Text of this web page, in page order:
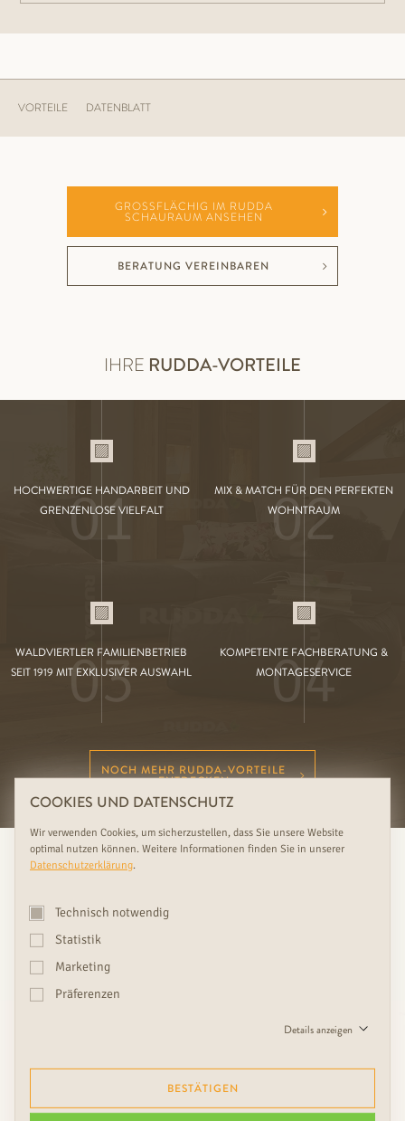
VORTEILE DATENBLATT
GROSSFLÄCHIG IM RUDDA S
CHAURAUM ANSEHEN
BERATUNG VEREINBAREN
IHRE RUDDA-VORTEILE
HOCHWERTIGE HANDARBEIT UND
GRENZENLOSE VIELFALT
01
MIX & MATCH FÜR DEN PERFEKTEN
WOHNTRAUM
02
WALDVIERTLER FAMILIENBETRIEB
SEIT 1919 MIT EXKLUSIVER AUSWAHL
03
KOMPETENTE FACHBERATUNG &
MONTAGESERVICE
04
NOCH MEHR RUDDA-VORTEILE
ENTDECKEN
Die Liebe steckt im Detail. Die
Wahl des passenden Zubehörs
Gesamteindruck.
COOKIES UND DATENSCHUTZ
Wir verwenden Cookies, um sicherzustellen, dass Sie unsere Website
optimal nutzen können. Weitere Informationen finden Sie in unserer
Datenschutzerklärung.
Technisch notwendig
Statistik
Marketing
Präferenzen
Details anzeigen
BESTÄTIGEN